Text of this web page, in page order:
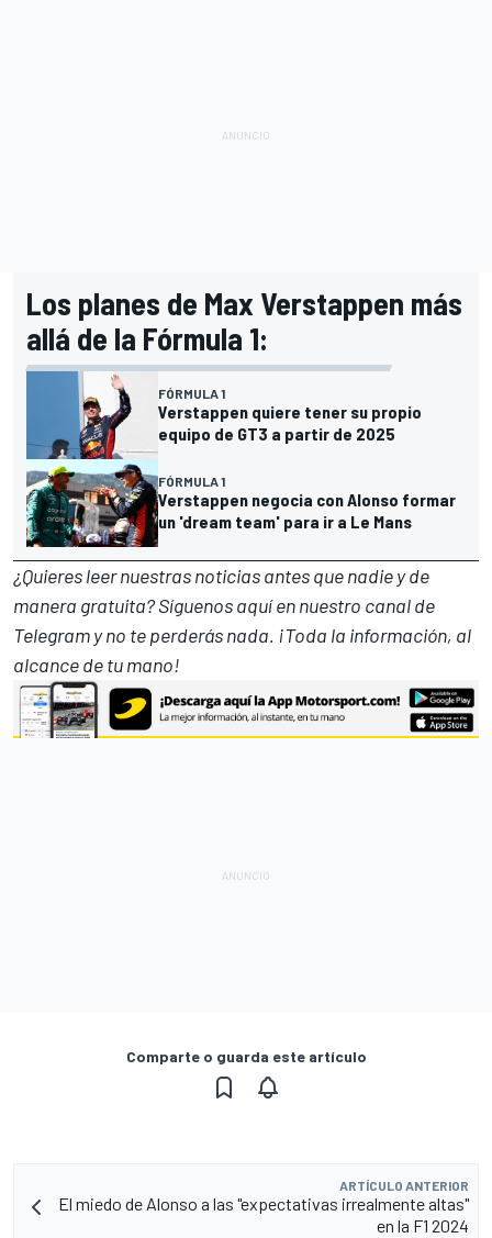
Los planes de Max Verstappen más
allá de la Fórmula 1:
FÓRMULA 1
Verstappen quiere tener su propio
equipo de GT3 a partir de 2025
FÓRMULA 1
Verstappen negocia con Alonso formar
un 'dream team' para ir a Le Mans
¿Quieres leer nuestras noticias antes que nadie y de
manera gratuita? Síguenosaquí en nuestro canal de
Telegramy no te perderás nada. ¡Toda la información, al
alcance de tu mano!
Comparte o guarda este artículo
ARTÍCULO ANTERIOR
El miedo de Alonso a las "expectativas irrealmente altas"
en la F1 2024